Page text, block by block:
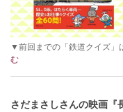
▼前回までの「鉄道クイズ
む
さだまさしさんの映画『